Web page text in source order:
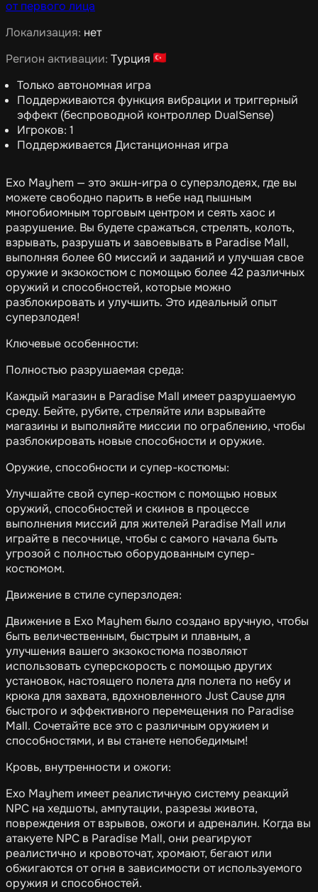
от первого лица
Локализация: нет
Регион активации: Турция
Только автономная игра
Поддерживаются функция вибрации и триггерный
эффект (беспроводной контроллер DualSense)
Игроков: 1
Поддерживается Дистанционная игра
Exo Mayhem — это экшн-игра о суперзлодеях, где вы
можете свободно парить в небе над пышным
многобиомным торговым центром и сеять хаос и
разрушение. Вы будете сражаться, стрелять, колоть,
взрывать, разрушать и завоевывать в Paradise Mall,
выполняя более 60 миссий и заданий и улучшая свое
оружие и экзокостюм с помощью более 42 различных
оружий и способностей, которые можно
разблокировать и улучшить. Это идеальный опыт
суперзлодея!
Ключевые особенности:
Полностью разрушаемая среда:
Каждый магазин в Paradise Mall имеет разрушаемую
среду. Бейте, рубите, стреляйте или взрывайте
магазины и выполняйте миссии по ограблению, чтобы
разблокировать новые способности и оружие.
Оружие, способности и супер-костюмы:
Улучшайте свой супер-костюм с помощью новых
оружий, способностей и скинов в процессе
выполнения миссий для жителей Paradise Mall или
играйте в песочнице, чтобы с самого начала быть
угрозой с полностью оборудованным супер-
костюмом.
Движение в стиле суперзлодея:
Движение в Exo Mayhem было создано вручную, чтобы
быть величественным, быстрым и плавным, а
улучшения вашего экзокостюма позволяют
использовать суперскорость с помощью других
установок, настоящего полета для полета по небу и
крюка для захвата, вдохновленного Just Cause для
быстрого и эффективного перемещения по Paradise
Mall. Сочетайте все это с различным оружием и
способностями, и вы станете непобедимым!
Кровь, внутренности и ожоги:
Exo Mayhem имеет реалистичную систему реакций
NPC на хедшоты, ампутации, разрезы живота,
повреждения от взрывов, ожоги и адреналин. Когда вы
атакуете NPC в Paradise Mall, они реагируют
реалистично и кровоточат, хромают, бегают или
обжигаются от огня в зависимости от используемого
оружия и способностей.